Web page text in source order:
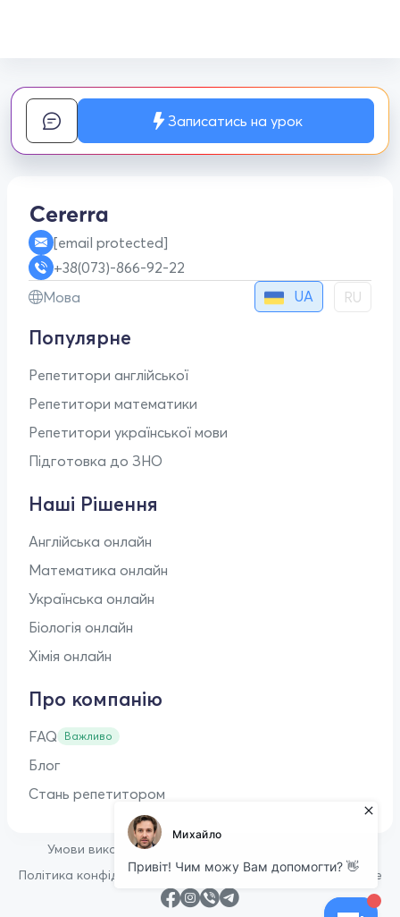
Записатись на урок
[email protected]
+38(073)-866-92-22
Мова
UA RU
Популярне
Репетитори англійської
Репетитори математики
Репетитори української мови
Підготовка до ЗНО
Наші Рішення
Англійська онлайн
Математика онлайн
Українська онлайн
Біологія онлайн
Хімія онлайн
Про компанію
FAQ Важливо
Блог
Стань репетитором
Умови використання
Політика конфіденційності • Політика щодо файлів cookie